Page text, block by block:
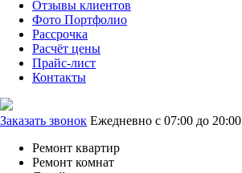
Отзывы клиентов
Фото Портфолио
Рассрочка
Расчёт цены
Прайс-лист
Контакты
Заказать звонок Ежедневно с 07:00 до 20:00
Ремонт квартир
Ремонт комнат